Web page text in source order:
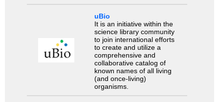
uBio
It is an initiative within the
science library community
to join international efforts
to create and utilize a
comprehensive and
collaborative catalog of
known names of all living
(and once-living)
organisms.